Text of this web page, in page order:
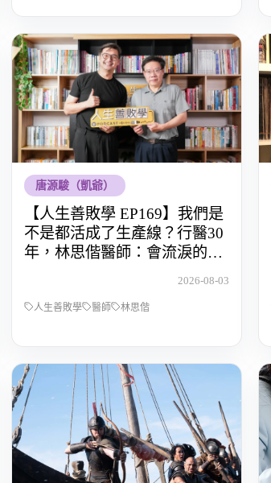
唐源駿（凱爺）
【人生善敗學 EP169】我們是
不是都活成了生產線？行醫30
年，林思偕醫師：會流淚的醫
2026-08-03
人生善敗學 醫師 林思偕